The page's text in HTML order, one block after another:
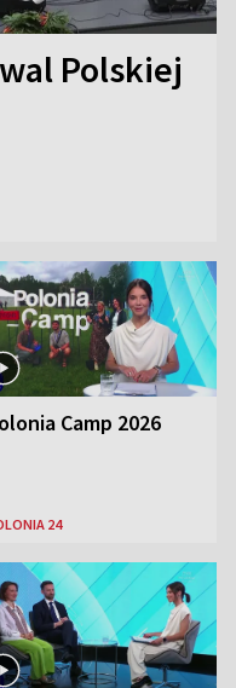
Polskiej
Camp 2026
24